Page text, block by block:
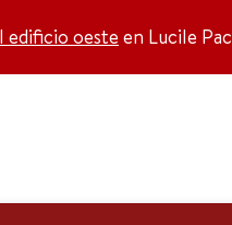
edificio oeste en Lucile